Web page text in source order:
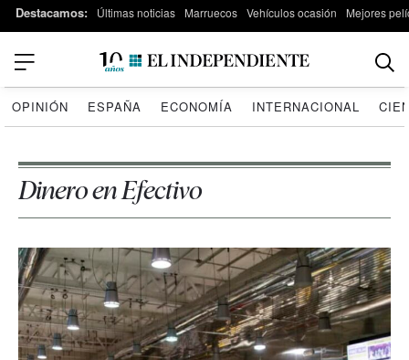
Destacamos: Últimas noticias Marruecos Vehículos ocasión Mejores
OPINIÓN ESPAÑA ECONOMÍA INTERNACIONAL
Dinero en Efectivo